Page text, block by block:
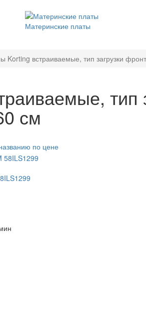
Материнские платы
встраиваемые, тип загрузки
тип
см
по цене